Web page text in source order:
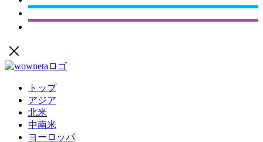
トップ
アジア
北米
中南米
ヨーロッパ